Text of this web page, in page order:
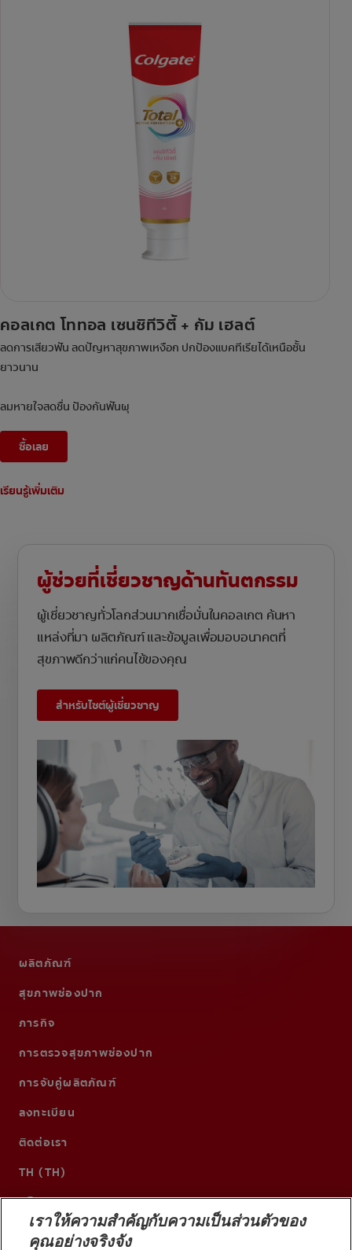
คอลเกต โททอล เซนซิทีวิตี้ + กัม เฮลต์
ลดการเสียวฟัน ลดปัญหาสุขภาพเหงือก ปกป้องแบคทีเรียได้เหนือชั้น
ยาวนาน
ลมหายใจสดชื่น ป้องกันฟันผุ
ซื้อเลย
เรียนรู้เพิ่มเติม
ผู้ช่วยที่เชี่ยวชาญด้านทันตกรรม
ผู้เชี่ยวชาญทั่วโลกส่วนมากเชื่อมั่นในคอลเกต ค้นหา
แหล่งที่มา ผลิตภัณฑ์ และข้อมูลเพื่อมอบอนาคตที่
สุขภาพดีกว่าแก่คนไข้ของคุณ
สำหรับไซต์ผู้เชี่ยวชาญ
ผลิตภัณฑ์
สุขภาพช่องปาก
ภารกิจ
การตรวจสุขภาพช่องปาก
การจับคู่ผลิตภัณฑ์
ลงทะเบียน
ติดต่อเรา
TH (TH)
เราให้ความสำคัญกับความเป็นส่วนตัวของ
คุณอย่างจริงจัง